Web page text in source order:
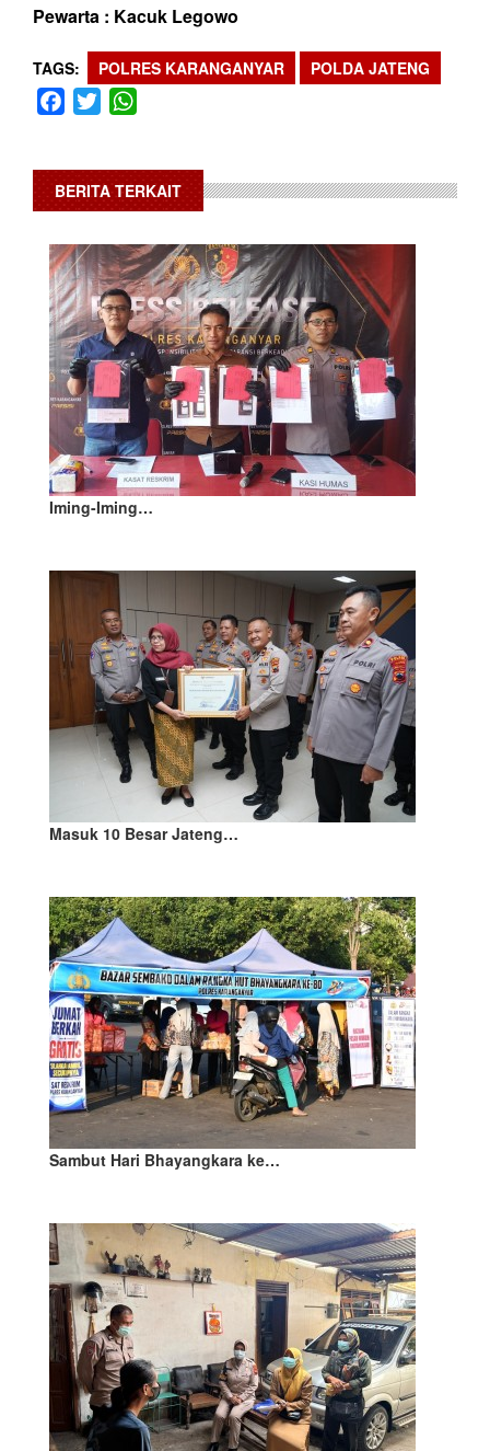
Pewarta : Kacuk Legowo
TAGS POLRES KARANGANYAR POLDA JATENG
Facebook
Twitter
BERITA TERKAIT
Iming-Iming…
Masuk 10 Besar Jateng…
Sambut Hari Bhayangkara ke…